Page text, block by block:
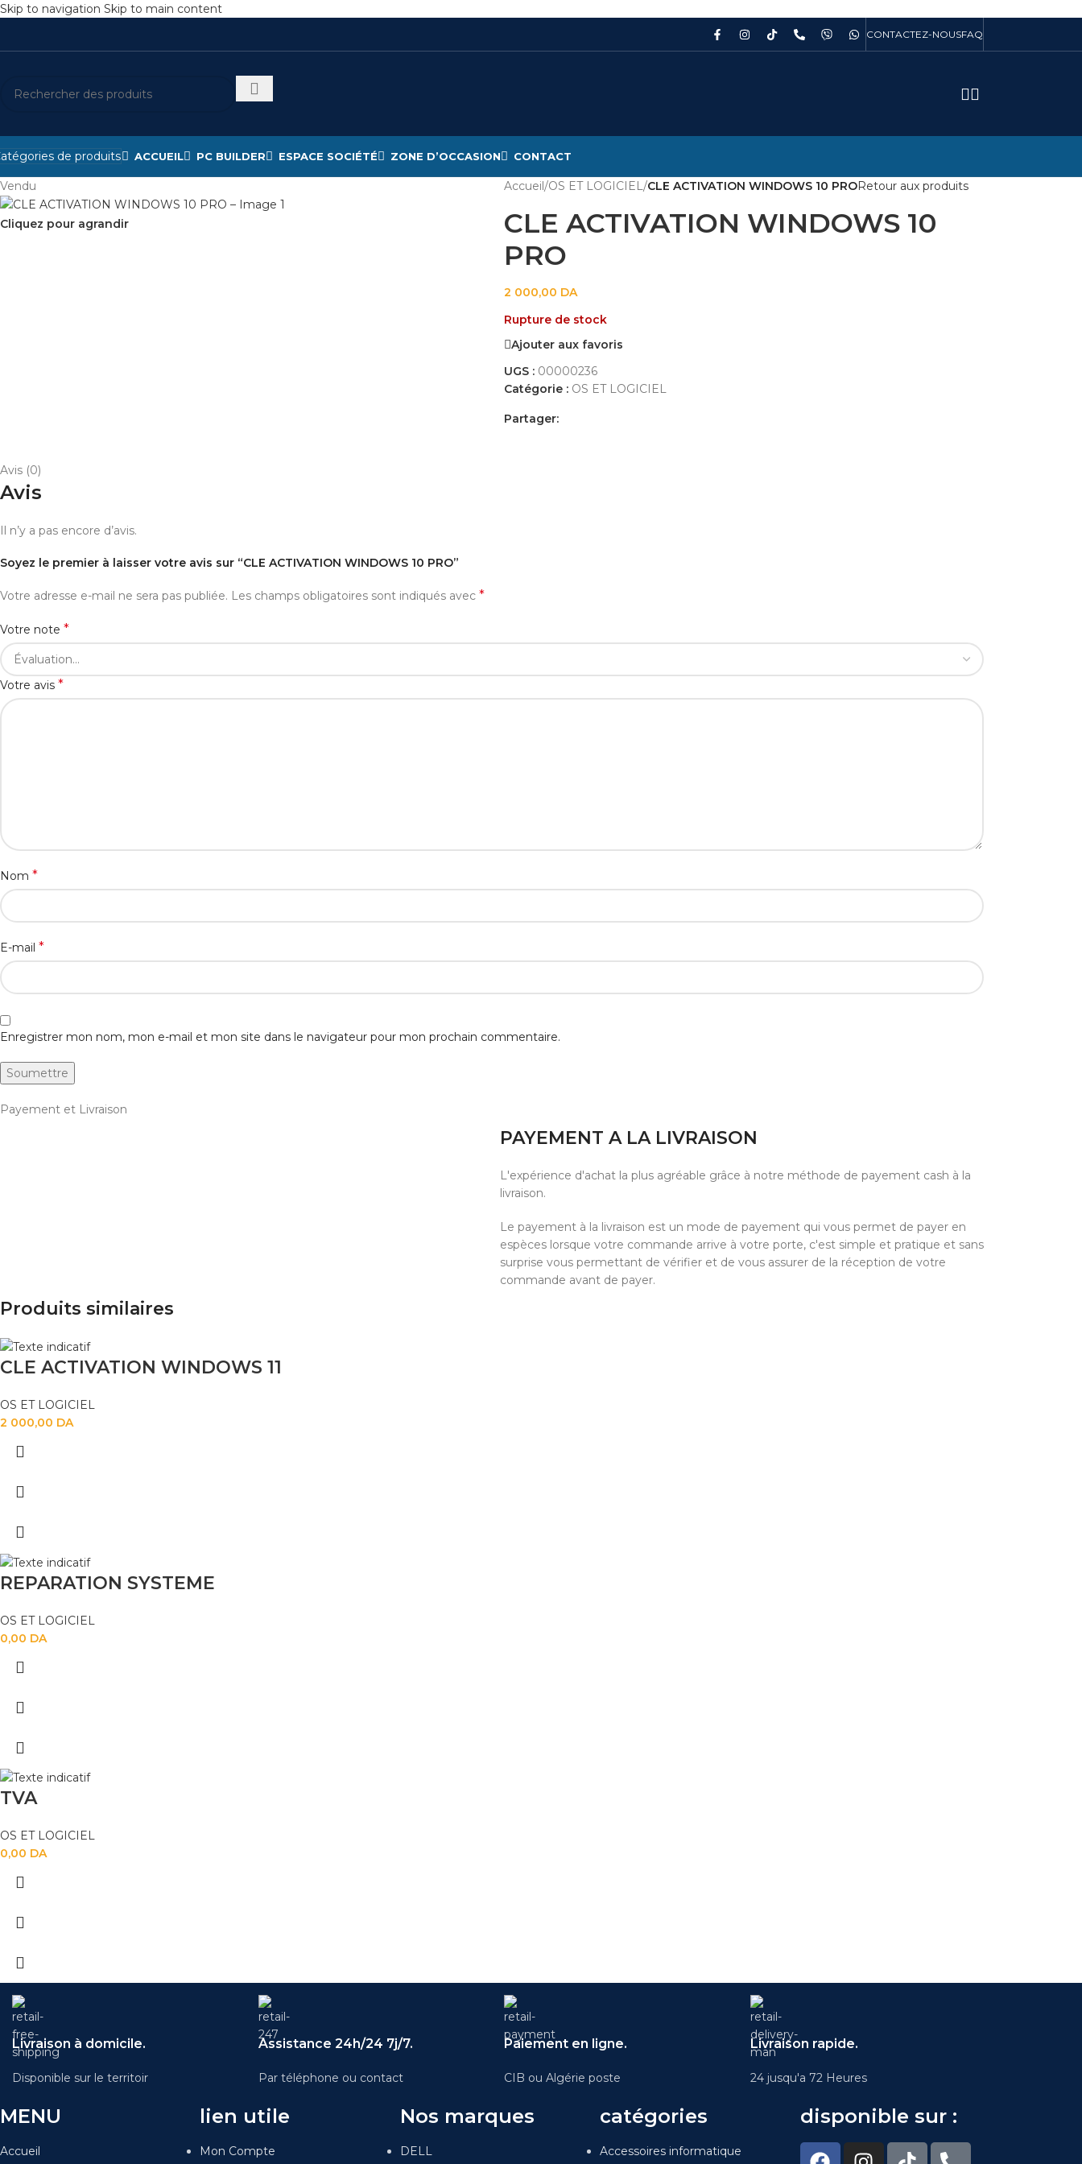
Skip to navigation Skip to main content
CONTACTEZ-NOUSFAQ
de produits ACCUEIL PC BUILDER ESPACE SOCIÉTÉ ZONE D’OCCASION CONTACT
Vendu
Cliquez pour agrandir
Accueil/OS ET LOGICIEL/CLE ACTIVATION WINDOWS 10 PRORetour aux produits
CLE ACTIVATION WINDOWS 10
PRO
2 000,00 DA
Rupture de stock
Ajouter aux favoris
UGS : 00000236
Catégorie : OS ET LOGICIEL
Partager:
Avis (0)
Avis
Il n’y a pas encore d’avis.
Soyez le premier à laisser votre avis sur “CLE ACTIVATION WINDOWS 10 PRO”
Votre adresse e-mail ne sera pas publiée. Les champs obligatoires sont indiqués avec *
Votre note *
Votre avis *
Nom *
E-mail *
Enregistrer mon nom, mon e-mail et mon site dans le navigateur pour mon prochain commentaire.
Payement et Livraison
PAYEMENT A LA LIVRAISON
L'expérience d'achat la plus agréable grâce à notre méthode de payement cash à la
livraison.
Le payement à la livraison est un mode de payement qui vous permet de payer en
espèces lorsque votre commande arrive à votre porte, c'est simple et pratique et sans
surprise vous permettant de vérifier et de vous assurer de la réception de votre
commande avant de payer.
Produits similaires
CLE ACTIVATION WINDOWS 11
OS ET LOGICIEL
2 000,00 DA
REPARATION SYSTEME
OS ET LOGICIEL
0,00 DA
TVA
OS ET LOGICIEL
0,00 DA
Livraison à domicile.
Disponible sur le territoir
Assistance 24h/24 7j/7.
Par téléphone ou contact
Paiement en ligne.
CIB ou Algérie poste
Livraison rapide.
24 jusqu'a 72 Heures
MENU
Accueil
lien utile
Mon Compte
Nos marques
DELL
catégories
Accessoires informatique
disponible sur :